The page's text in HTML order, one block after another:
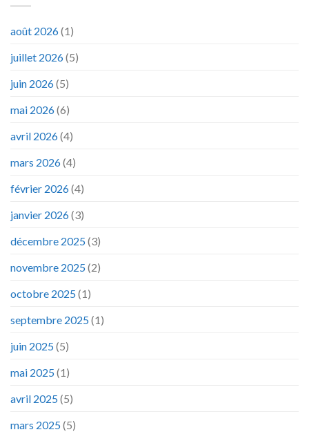
août 2026(1)
juillet 2026(5)
juin 2026(5)
mai 2026(6)
avril 2026(4)
mars 2026(4)
février 2026(4)
janvier 2026(3)
décembre 2025(3)
novembre 2025(2)
octobre 2025(1)
septembre 2025(1)
juin 2025(5)
mai 2025(1)
avril 2025(5)
mars 2025(5)